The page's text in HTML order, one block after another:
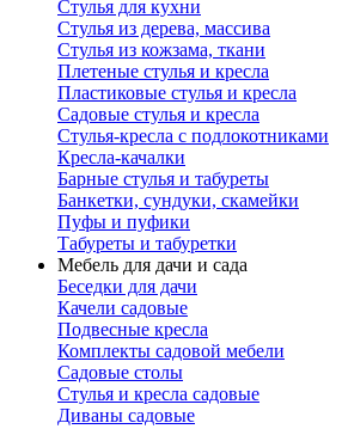
Стулья для кухни
Стулья из дерева, массива
Стулья из кожзама, ткани
Плетеные стулья и кресла
Пластиковые стулья и кресла
Садовые стулья и кресла
Стулья-кресла с подлокотниками
Кресла-качалки
Барные стулья и табуреты
Банкетки, сундуки, скамейки
Пуфы и пуфики
Табуреты и табуретки
Мебель для дачи и сада
Беседки для дачи
Качели садовые
Подвесные кресла
Комплекты садовой мебели
Садовые столы
Стулья и кресла садовые
Диваны садовые